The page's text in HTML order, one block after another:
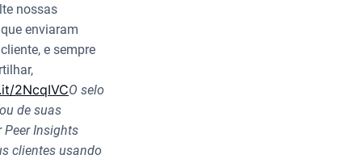
nossas
enviaram
e sempre
2NcqIVCO selo
de suas
Peer Insights
clientes usando